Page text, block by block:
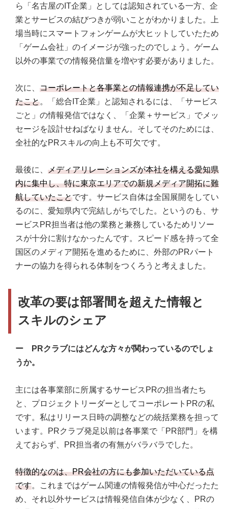
ら「名古屋のIT企業」としては認知されている一方、企
業とサービスの結びつきが弱いことがわかりました。上
場当時にスマートフォンゲームが大ヒットしていたため
「ゲーム会社」のイメージが強ったのでしょう。ゲーム
以外の事業での情報発信量を増やす必要がありました。
次に、 コーポレートと各事業との情報連携が不足してい
たこと。「総合IT企業」と認知されるには、「サービス
ごと」の情報発信ではなく、「企業＋サービス」でメッ
セージを設計せねばなりません。そしてそのためには、
全社的なPRスキルの向上も不可欠です。
最後に、 メディアリレーションズが本社を構える愛知県
内に集中し、特に東京エリアでの新規メディア開拓に難
航していたことです。サービス自体は全国展開をしてい
るのに、愛知県内で完結しがちでした。というのも、サ
ービスPR担当者は他の業務と兼務しているためリソー
スが十分に割けなかったんです。スピード感を持って全
国区のメディア開拓を進めるために、外部のPRパート
ナーの協力を得られる体制をつくろうと考えました。
改革の要は部署間を超えた情報と
スキルのシェア
ー PRクラブにはどんな方々が関わっているのでしょ
うか。
主には各事業部に所属するサービスPRの担当者たち
と、プロジェクトリーダーとしてコーポレートPRの私
です。私はリリース日時の調整などの統括業務を担って
います。PRクラブ発足以前は各事業で「PR部門」を構
えておらず、PR担当者の有無がバラバラでした。
特徴的なのは、PR会社の方にも参加いただいている点
です。これまではゲーム関連の情報発信が中心だったた
め、それ以外サービスは情報発信自体が少なく、PRの